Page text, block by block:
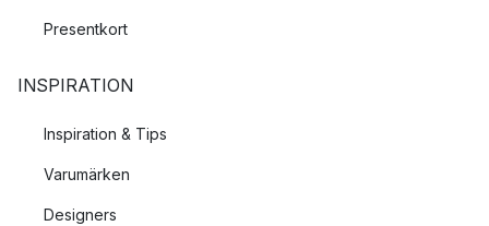
Presentkort
INSPIRATION
Inspiration & Tips
Varumärken
Designers